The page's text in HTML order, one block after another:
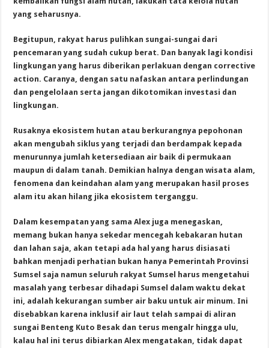
yang seharusnya.
Begitupun, rakyat harus pulihkan sungai-sungai dari
pencemaran yang sudah cukup berat. Dan banyak lagi kondisi
lingkungan yang harus diberikan perlakuan dengan corrective
action. Caranya, dengan satu nafaskan antara perlindungan
dan pengelolaan serta jangan dikotomikan investasi dan
lingkungan.
Rusaknya ekosistem hutan atau berkurangnya pepohonan
akan mengubah siklus yang terjadi dan berdampak kepada
menurunnya jumlah ketersediaan air baik di permukaan
maupun di dalam tanah. Demikian halnya dengan wisata alam,
fenomena dan keindahan alam yang merupakan hasil proses
alam itu akan hilang jika ekosistem terganggu.
Dalam kesempatan yang sama Alex juga menegaskan,
memang bukan hanya sekedar mencegah kebakaran hutan
dan lahan saja, akan tetapi ada hal yang harus disiasati
bahkan menjadi perhatian bukan hanya Pemerintah Provinsi
Sumsel saja namun seluruh rakyat Sumsel harus mengetahui
masalah yang terbesar dihadapi Sumsel dalam waktu dekat
ini, adalah kekurangan sumber air baku untuk air minum. Ini
disebabkan karena inklusif air laut telah sampai di aliran
sungai Benteng Kuto Besak dan terus mengalr hingga ulu,
kalau hal ini terus dibiarkan Alex mengatakan, tidak dapat